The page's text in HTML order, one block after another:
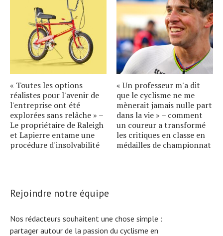
« Toutes les options
réalistes pour l'avenir de
l'entreprise ont été
explorées sans relâche » –
Le propriétaire de Raleigh
et Lapierre entame une
procédure d'insolvabilité
« Un professeur m'a dit
que le cyclisme ne me
mènerait jamais nulle part
dans la vie » – comment
un coureur a transformé
les critiques en classe en
médailles de championnat
Rejoindre notre équipe
Nos rédacteurs souhaitent une chose simple :
partager autour de la passion du cyclisme en